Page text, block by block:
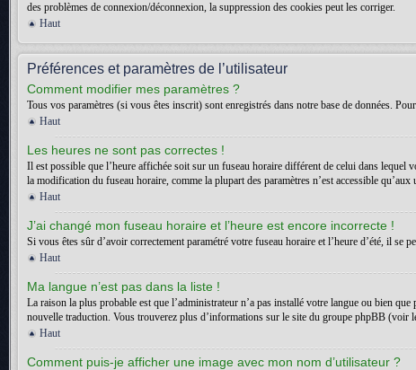
des problèmes de connexion/déconnexion, la suppression des cookies peut les corriger.
Haut
Préférences et paramètres de l’utilisateur
Comment modifier mes paramètres ?
Tous vos paramètres (si vous êtes inscrit) sont enregistrés dans notre base de données.
Haut
Les heures ne sont pas correctes !
Il est possible que l’heure affichée soit sur un fuseau horaire différent de celui dans
la modification du fuseau horaire, comme la plupart des paramètres n’est accessible
Haut
J’ai changé mon fuseau horaire et l’heure est encore incorrecte !
Si vous êtes sûr d’avoir correctement paramétré votre fuseau horaire et l’heure d’été, il se
Haut
Ma langue n’est pas dans la liste !
La raison la plus probable est que l’administrateur n’a pas installé votre langue ou bien
nouvelle traduction. Vous trouverez plus d’informations sur le site du groupe phpBB (voir
Haut
Comment puis-je afficher une image avec mon nom d’utilisateur ?